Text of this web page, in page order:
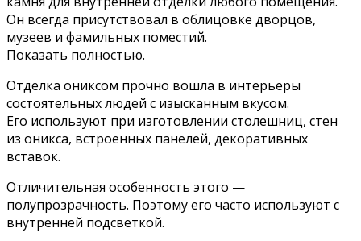
Он всегда присутствовал в облицовке дворцов,
музеев и фамильных поместий.
Показать полностью.
Отделка ониксом прочно вошла в интерьеры
состоятельных людей с изысканным вкусом.
Его используют при изготовлении столешниц, стен
из оникса, встроенных панелей, декоративных
вставок.
Отличительная особенность этого —
полупрозрачность. Поэтому его часто используют с
внутренней подсветкой.